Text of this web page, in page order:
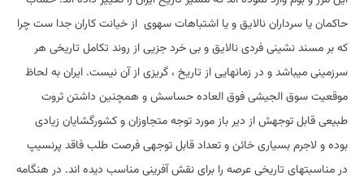
حاکمان یا سرداران نالایق و یا اشتباهات سهوی از خیانت کاران جدا ست چرا
که بر مسند نشینی فردی نالایق و بی خرد جزیی از روند تکامل تاریخی هر
سرزمینی میباشد و در زمانهایی از تاریخ ، گریزی از آن نیست. ایران به لحاظ
موقعیت سوق الجیشی فوق العاده حساسش و همچنین داشتن ثروت
طبیعی قابل توجهش از دیر باز مورد توجه متجاوزان و کشورگشایان زیادی
بوده و لاجرم بسیاری خائن و تعداد قابل توجهی فرصت طلب فاقد پرنسیپ
در مناسبتهای تاریخی عرصه را برای نقش آفرینی مناسب دیده اند. در هنگامه